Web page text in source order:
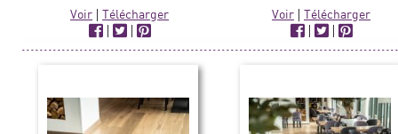
Voir |Télécharger
|
|
Voir |Télécharger
|
|